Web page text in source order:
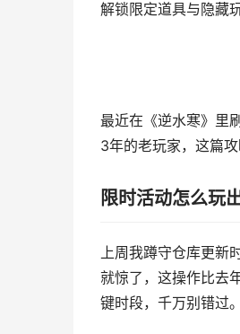
解锁限定道具与隐藏
最近在《逆水寒》里
3年的老玩家，这篇
限时活动怎么玩
上周我蹲守仓库更新
就惊了，这操作比去
键时段，千万别错过。